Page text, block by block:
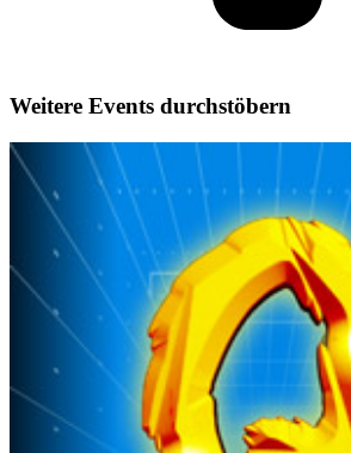
Weitere Events durchstöbern